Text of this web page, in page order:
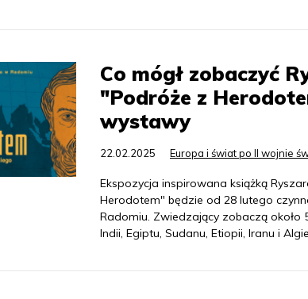
Co mógł zobaczyć
"Podróże z
wystawy
22.02.2025 Europa i świat po II wojnie
Ekspozycja inspirowana książką
Herodotem" będzie od 28 lutego
Radomiu. Zwiedzający zobaczą
Indii, Egiptu, Sudanu, Etiopii, Iranu i